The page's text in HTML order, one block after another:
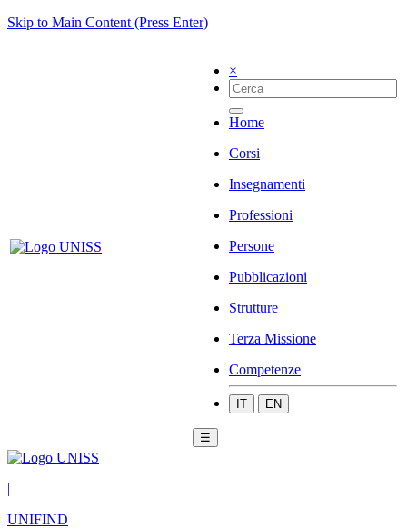
Skip to Main Content (Press Enter)
×
Home
Corsi
Insegnamenti
Professioni
Persone
Pubblicazioni
Strutture
Terza Missione
Competenze
IT EN
☰
|
UNIFIND